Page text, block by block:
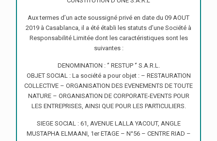
Aux termes d’un acte soussigné privé en date du 09 AOUT
2019 à Casablanca, il a été établi les statuts d’une Société à
Responsabilité Limitée dont les caractéristiques sont les
suivantes :
DENOMINATION : ‘’ RESTUP ‘’ S.A.R.L.
OBJET SOCIAL : La société a pour objet : – RESTAURATION
COLLECTIVE – ORGANISATION DES EVENEMENTS DE TOUTE
NATURE – ORGANISATION DE CORPORATE-EVENTS POUR
LES ENTREPRISES, AINSI QUE POUR LES PARTICULIERS.
SIEGE SOCIAL : 61, AVENUE LALLA YACOUT, ANGLE
MUSTAPHA ELMAANI, 1er ETAGE – N°56 – CENTRE RIAD –